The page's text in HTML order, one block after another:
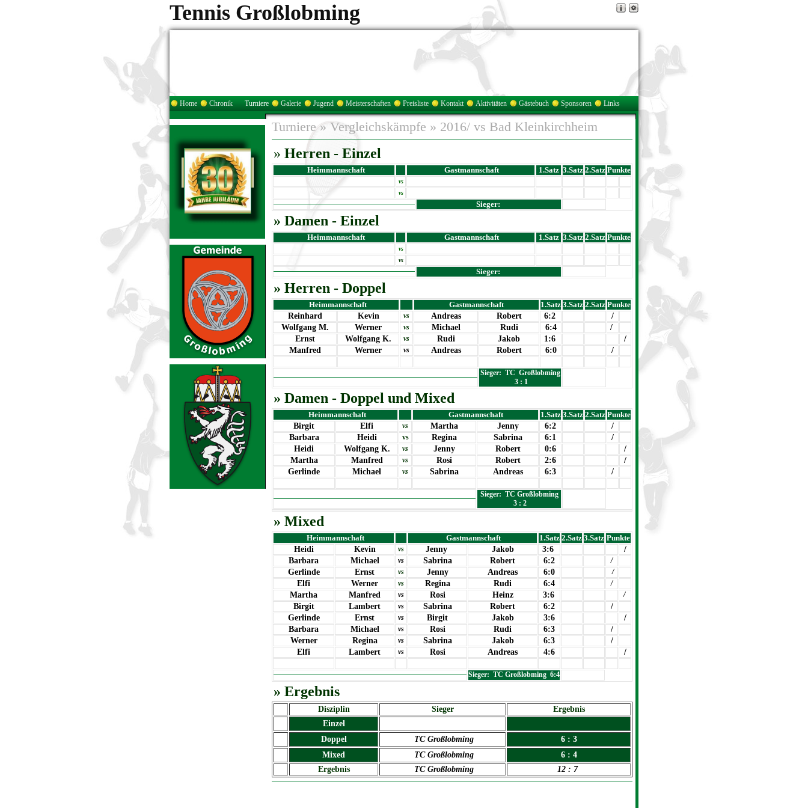
Tennis Großlobming
Home Chronik Turniere Galerie Jugend Meisterschaften Preisliste Kontakt Aktivitäten Gästebuch Sponsoren Links
Turniere » Vergleichskämpfe » 2016/ vs Bad Kleinkirchheim
» Herren - Einzel
Heimmannschaft Gastmannschaft 1.Satz 3.Satz 2.Satz Punkte
vs
vs
Sieger:
» Damen - Einzel
Heimmannschaft Gastmannschaft 1.Satz 3.Satz 2.Satz Punkte
vs
vs
Sieger:
» Herren - Doppel
Heimmannschaft Gastmannschaft 1.Satz 3.Satz 2.Satz Punkte
Reinhard
Kevin vs Andreas Robert 6:2
/
Wolfgang M.
Werner vs Michael Rudi 6:4
/
Ernst
Wolfgang K. vs Rudi Jakob 1:6
/
Manfred
Werner vs Andreas Robert 6:0 /
Sieger: TC Großlobming
3 : 1
» Damen - Doppel und Mixed
Heimmannschaft Gastmannschaft 1.Satz 3.Satz 2.Satz Punkte
Birgit
Elfi vs Martha Jenny 6:2
/
Barbara
Heidi vs Regina Sabrina 6:1
/
Heidi
Wolfgang K. vs Jenny Robert 0:6
/
Martha
Manfred vs Rosi Robert 2:6
/
Gerlinde
Michael vs Sabrina Andreas 6:3 /
Sieger: TC Großlobming
3 : 2
» Mixed
Heimmannschaft Gastmannschaft 1.Satz 2.Satz 3.Satz Punkte
Heidi
Kevin vs Jenny Jakob 3:6
/
Barbara
Michael vs Sabrina Robert 6:2 /
Gerlinde Ernst vs Jenny Andreas 6:0 /
Elfi Werner vs Regina Rudi 6:4 /
Martha Manfred vs Rosi Heinz 3:6 /
Birgit Lambert vs Sabrina Robert 6:2
/
Gerlinde
Ernst vs Birgit Jakob 3:6
/
Barbara
Michael vs Rosi Rudi 6:3
/
Werner
Regina vs Sabrina Jakob 6:3
/
Elfi
Lambert vs Rosi Andreas 4:6 /
Sieger: TC Großlobming 6:4
» Ergebnis
Disziplin Sieger
Ergebnis
Einzel
Doppel
TC Großlobming
6 : 3
Mixed
TC Großlobming
6 : 4
Ergebnis
TC Großlobming 12 : 7